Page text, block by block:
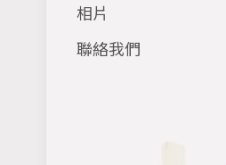
相片
聯絡我們